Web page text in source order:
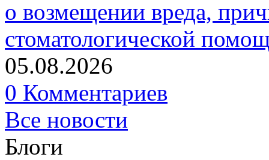
о возмещении вреда,
стоматологической
05.08.2026
0 Комментариев
Все новости
Блоги